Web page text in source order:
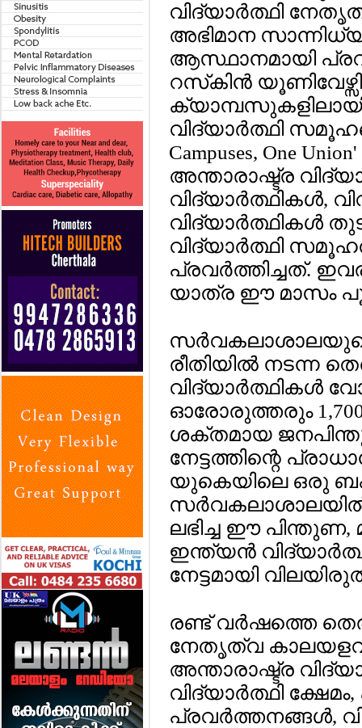
വിദ്യാര്‍ത്ഥി
അഭിമാന
ആസ്ഥാനമായി
റസ്‌കിന്‍
വിദ്യാര്‍ത്ഥി
Campuses, One
അന്താരാഷ്ട്ര
വിദ്യാര്‍ത്ഥികള്‍,
വിദ്യാര്‍ത്ഥികള്‍
വിദ്യാര്‍ത്ഥി
പ്രവര്‍ത്തിച്ചത്.
യാത്ര ഈ മാസം
രീതിയില്‍ നടന്ന
വിദ്യാര്‍ത്ഥികള്‍
ഓരോരുത്തരും
ശക്തമായ
നേട്ടത്തിന്റെ
യുകെയിലെ ഒരു
സര്‍വകലാശാലയില്‍
ലഭിച്ച ഈ
ഇന്ത്യന്‍
നേട്ടമായി
രണ്ട് വര്‍ഷത്തെ
നേതൃത്വ
അന്താരാഷ്ട്ര
വിദ്യാര്‍ത്ഥി
പ്രവര്‍ത്തനങ്ങള്‍,